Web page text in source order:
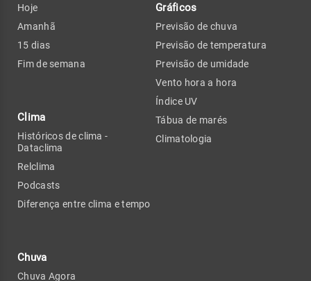
Hoje
Amanhã
15 dias
Fim de semana
Clima
Históricos de clima -
Dataclima
Relclima
Podcasts
Diferença entre clima e tempo
Chuva
Chuva Agora
Gráficos
Previsão de chuva
Previsão de temperatura
Previsão de umidade
Vento hora a hora
Índice UV
Tábua de marés
Climatologia